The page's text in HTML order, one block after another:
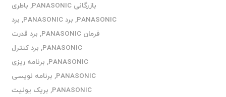
بازرگانی PANASONIC
, باطری
PANASONIC
, برد PANASONIC , برد
فرمان PANASONIC
, برد قدرت
PANASONIC
, برد کنترل
PANASONIC
, برنامه ریزی
PANASONIC
, برنامه نویسی
PANASONIC
, بریک یونیت